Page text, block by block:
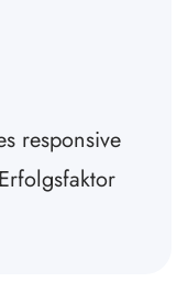
responsive